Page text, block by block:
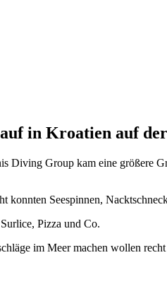
auf in Kroatien auf
Group kam eine größere
Seespinnen,
Pizza und Co.
im Meer machen wollen